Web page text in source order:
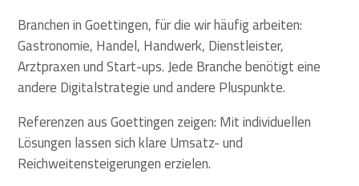
Branchen in Goettingen, für die wir häufig arbeiten:
Gastronomie, Handel, Handwerk, Dienstleister,
Arztpraxen und Start-ups. Jede Branche benötigt eine
andere Digitalstrategie und andere Pluspunkte.
Referenzen aus Goettingen zeigen: Mit individuellen
Lösungen lassen sich klare Umsatz- und
Reichweitensteigerungen erzielen.